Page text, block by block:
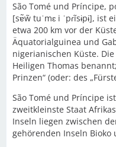
São Tomé und Príncipe,
[sɐ̃w̃ tuˈmɛ i ˈpɾĩsɨpɨ],
etwa 200 km vor der
Äquatorialguinea und
nigerianischen Küste.
Heiligen Thomas
Prinzen“ (oder: des
São Tomé und Príncipe
zweitkleinste Staat
Inseln liegen zwischen
gehörenden Inseln Bioko